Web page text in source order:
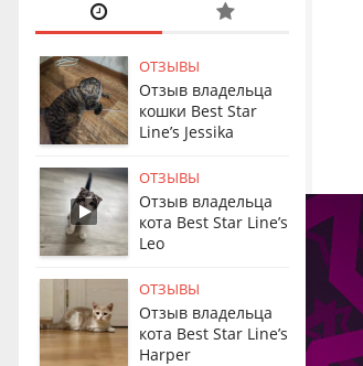
ОТЗЫВЫ
Отзыв владельца
кошки Best Star
Line’s Jessika
ОТЗЫВЫ
Отзыв владельца
кота Best Star Line’s
Leo
ОТЗЫВЫ
Отзыв владельца
кота Best Star Line’s
Harper